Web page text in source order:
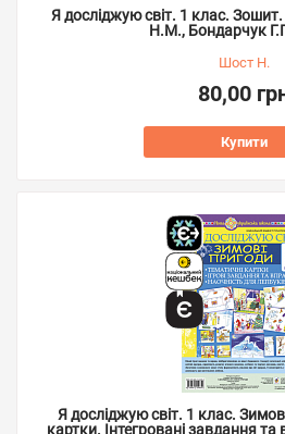
Я досліджую світ. 1 клас. Зошит.
Н.М., Бондарчук
Шост Н.
80,00
Купити
Я досліджую світ. 1 клас.
картки. Інтегровані завдання